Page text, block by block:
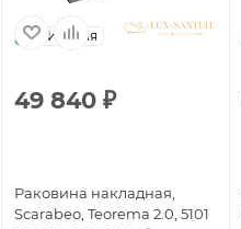
Италия
49 840 ₽
Раковина накладная,
Scarabeo, Teorema 2.0, 5101